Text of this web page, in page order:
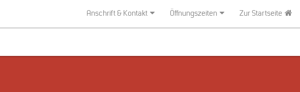
Anschrift & Kontakt Öffnungszeiten Zur Startseite